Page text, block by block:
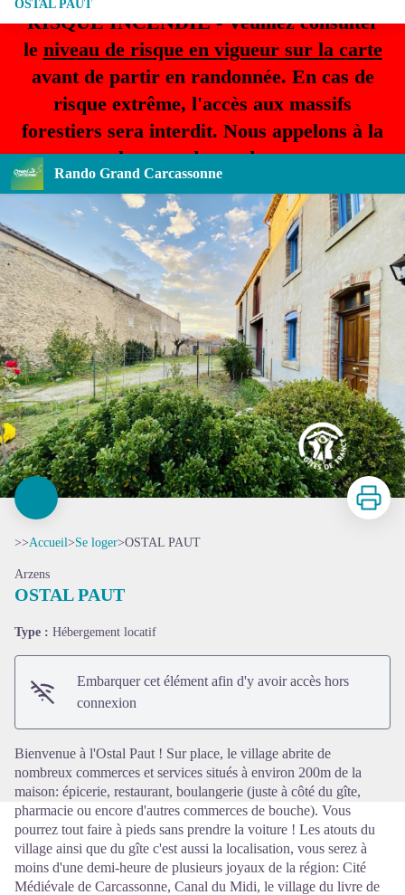
RISQUE INCENDIE - Veuillez consulter
le niveau de risque en vigueur sur la carte
avant de partir en randonnée. En cas de
risque extrême, l'accès aux massifs
forestiers sera interdit. Nous appelons à la
plus grande prudence.
Rando Grand Carcassonne
OSTAL PAUT
Voir l'image en plein écran
Imprimer
>>Accueil>Se loger>OSTAL PAUT
Arzens
OSTAL PAUT
Type : Hébergement locatif
Embarquer cet élément afin d'y avoir accès hors
connexion
Bienvenue à l'Ostal Paut ! Sur place, le village abrite de
nombreux commerces et services situés à environ 200m de la
maison: épicerie, restaurant, boulangerie (juste à côté du gîte,
pharmacie ou encore d'autres commerces de bouche). Vous
pourrez tout faire à pieds sans prendre la voiture ! Les atouts du
village ainsi que du gîte c'est aussi la localisation, vous serez à
moins d'une demi-heure de plusieurs joyaux de la région: Cité
Médiévale de Carcassonne, Canal du Midi, le village du livre de